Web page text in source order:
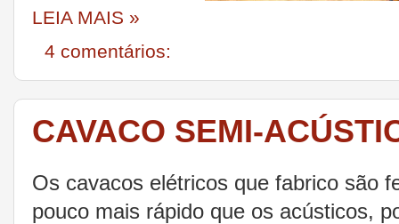
LEIA MAIS »
4 comentários:
CAVACO SEMI-
Os cavacos elétricos que fabrico são
pouco mais rápido que os acústicos,